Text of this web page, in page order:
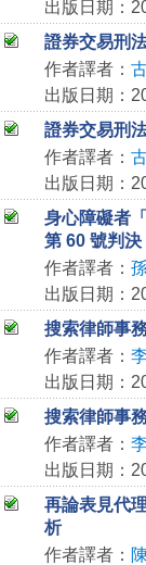
出版日期：
證券交易刑
作者譯者：
出版日期：
證券交易刑
作者譯者：
出版日期：
身心障礙者
第 60 號判決
作者譯者：
出版日期：
搜索律師事
作者譯者：
出版日期：
搜索律師事
作者譯者：
出版日期：
再論表見代
析
作者譯者：